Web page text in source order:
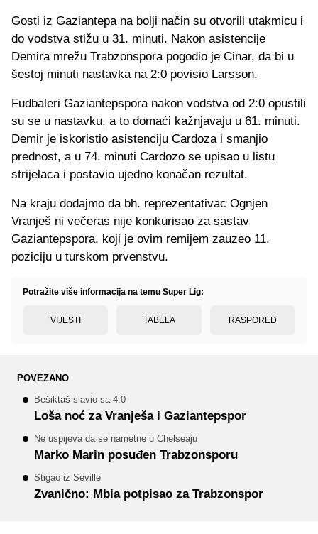
Gosti iz Gaziantepa na bolji način su otvorili utakmicu i
do vodstva stižu u 31. minuti. Nakon asistencije
Demira mrežu Trabzonspora pogodio je Cinar, da bi u
šestoj minuti nastavka na 2:0 povisio Larsson.
Fudbaleri Gaziantepspora nakon vodstva od 2:0 opustili
su se u nastavku, a to domaći kažnjavaju u 61. minuti.
Demir je iskoristio asistenciju Cardoza i smanjio
prednost, a u 74. minuti Cardozo se upisao u listu
strijelaca i postavio ujedno konačan rezultat.
Na kraju dodajmo da bh. reprezentativac Ognjen
Vranješ ni večeras nije konkurisao za sastav
Gaziantepspora, koji je ovim remijem zauzeo 11.
poziciju u turskom prvenstvu.
Potražite više informacija na temu Super Lig:
VIJESTI TABELA RASPORED
POVEZANO
Bešiktaš slavio sa 4:0
Loša noć za Vranješa i Gaziantepspor
Ne uspijeva da se nametne u Chelseaju
Marko Marin posuđen Trabzonsporu
Stigao iz Seville
Zvanično: Mbia potpisao za Trabzonspor